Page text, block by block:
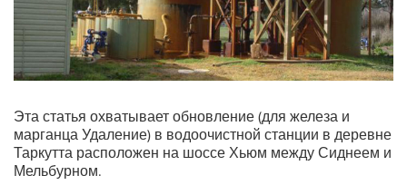
Эта статья охватывает обновление (для железа и
марганца Удаление) в водоочистной станции в деревне
Таркутта расположен на шоссе Хьюм между Сиднеем и
Мельбурном.